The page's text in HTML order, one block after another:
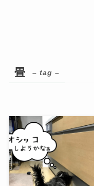
畳 – tag –